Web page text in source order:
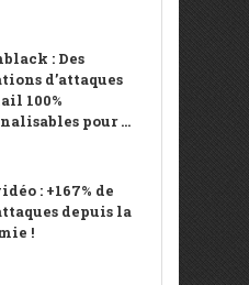
: Des
d’attaques
100%
pour ...
: +167% de
depuis la
!